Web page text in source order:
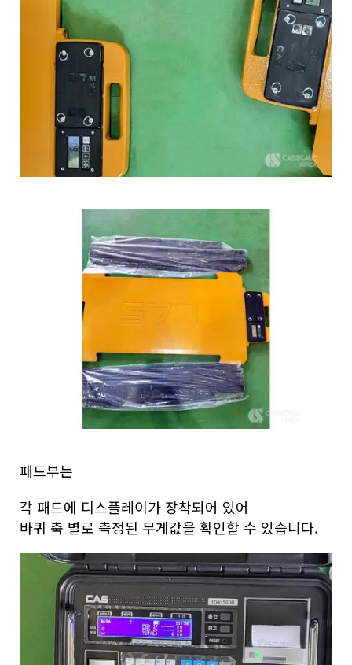
패드부는
각 패드에 디스플레이가 장착되어 있어
바퀴 축 별로 측정된 무게값을 확인할 수 있습니다.